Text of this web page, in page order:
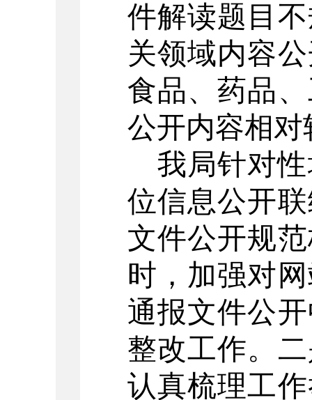
件解读题目
关领域内容
食品、药品
公开内容相对
我局针对
位信息公开
文件公开规
时，加强对
通报文件公
整改工作。
认真梳理工